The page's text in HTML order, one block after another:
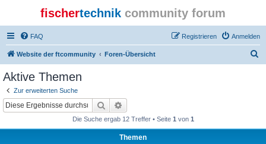
fischertechnik community forum
FAQ Anmelden
Registrieren
Website der ftcommunity Foren-Übersicht
Aktive Themen
Zur erweiterten Suche
Suche
Die Suche ergab 12 Treffer • Seite 1 von 1
Themen